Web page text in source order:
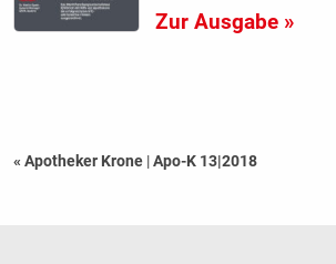
Zur Ausgabe »
« Apotheker Krone |Apo-K 13|2018